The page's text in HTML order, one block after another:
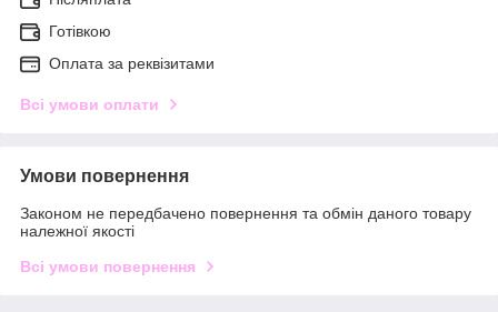
Готівкою
Оплата за реквізитами
Всі умови оплати
Умови повернення
Законом не передбачено повернення та обмін даного товару
належної якості
Всі умови повернення